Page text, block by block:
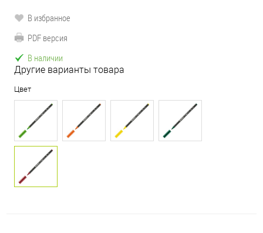
В избранное
PDF версия
В наличии
Другие варианты товара
Цвет